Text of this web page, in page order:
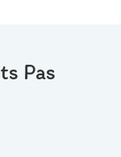
Pas